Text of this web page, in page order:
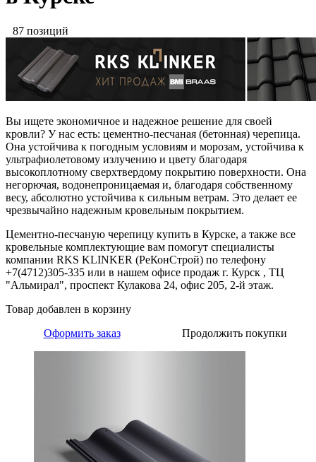
87 позиций
Вы ищете экономичное и надежное решение для своей
кровли? У нас есть: цементно-песчаная (бетонная) черепица.
Она устойчива к погодным условиям и морозам, устойчива к
ультрафиолетовому излучению и цвету благодаря
высокоплотному сверхтвердому покрытию поверхности. Она
негорючая, водонепроницаемая и, благодаря собственному
весу, абсолютно устойчива к сильным ветрам. Это делает ее
чрезвычайно надежным кровельным покрытием.
Цементно-песчаную черепицу купить в Курске, а также все
кровельные комплектующие вам помогут специалисты
компании RKS KLINKER (РеКонСтрой) по телефону
+7(4712)305-335 или в нашем офисе продаж г. Курск , ТЦ
"Альмирал", проспект Кулакова 24, офис 205, 2-й этаж.
Товар добавлен в корзину
Оформить заказ
Продолжить покупки